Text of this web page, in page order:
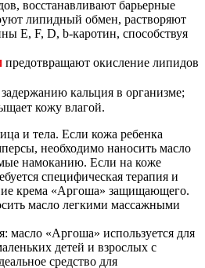
восстанавливают барьерные
липидный обмен, растворяют
E, F, D, b-каротин, способствуя
предотвращают окисление липидов
задержанию кальция в организме;
кожу влагой.
и тела. Если кожа ребенка
необходимо наносить масло
намоканию. Если на коже
специфическая терапия и
крема «Аргоша» защищающего.
масло легкими массажными
масло «Аргоша» используется для
детей и взрослых с
средство для